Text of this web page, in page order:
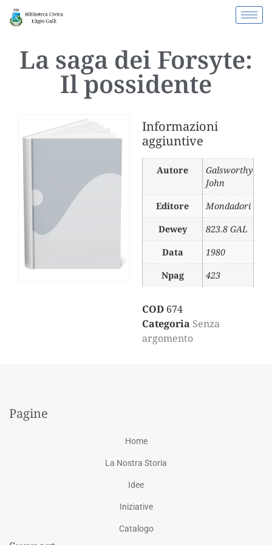
La saga dei Forsyte:
Il possidente
Informazioni
aggiuntive
Autore
Galsworthy
John
Editore
Mondadori
Dewey
823.8 GAL
Data
1980
Npag
423
COD 674
Categoria Senza
argomento
Pagine
Home
La Nostra Storia
Idee
Iniziative
Catalogo